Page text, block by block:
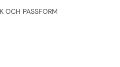
OCH PASSFORM